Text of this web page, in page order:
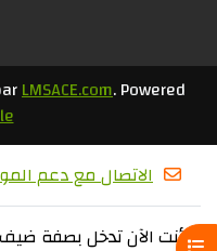
فتح فهرس المقرر
LMSACE.com. Powered
الاتصال مع دعم
أنت الآن تدخل بصفة